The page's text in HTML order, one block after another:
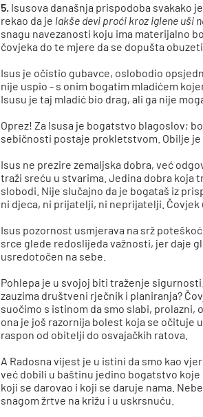
5. Isusova današnja prispodoba svakako
rekao da je lakše devi proći kroz iglene uši
snagu navezanosti koju ima materijalno
čovjeka do te mjere da se dopušta
Isus je očistio gubavce, oslobodio
nije uspio - s onim bogatim mladićem
Isusu je taj mladić bio drag, ali ga nije
Oprez! Za Isusa je bogatstvo blagoslov;
sebičnosti postaje prokletstvom. Obilje
Isus ne prezire zemaljska dobra, već
traži sreću u stvarima. Jedina dobra koja
slobodi. Nije slučajno da je bogataš iz
ni djeca, ni prijatelji, ni neprijatelji. Čovjek
Isus pozornost usmjerava na srž
srce glede redoslijeda važnosti, jer daje
usredotočen na sebe.
Pohlepa je u svojoj biti traženje
zauzima društveni rječnik i planiranja?
suočimo s istinom da smo slabi, prolazni,
ona je još razornija bolest koja se očituje
raspon od obitelji do osvajačkih ratova.
A Radosna vijest je u istini da smo kao
već dobili u baštinu jedino bogatstvo
koji se darovao i koji se daruje nama.
snagom žrtve na križu i u uskrsnuću.